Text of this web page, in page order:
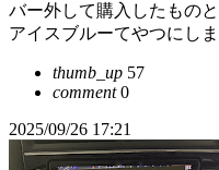
バー外して購入したもの
アイスブルーてやつにし
thumb_up 57
comment0
2025/09/26 17:21